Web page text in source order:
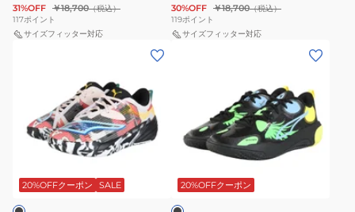
31%OFF ￥18,700（税込）
117ポイント
サイズフィッター対応
30%OFF ￥18,700（税込）
119ポイント
サイズフィッター対応
ス)ALL-
PRO
20%OFFクーポン SALE
WORLD.01
31323402
20%OFFクーポン
ブ
ラ
ッ